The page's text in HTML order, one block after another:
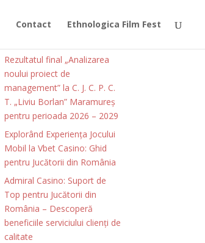
Contact Ethnologica Film Fest
Rezultatul final „Analizarea
noului proiect de
management” la C. J. C. P. C.
T. „Liviu Borlan” Maramureș
pentru perioada 2026 – 2029
Explorând Experiența Jocului
Mobil la Vbet Casino: Ghid
pentru Jucătorii din România
Admiral Casino: Suport de
Top pentru Jucătorii din
România – Descoperă
beneficiile serviciului clienți de
calitate